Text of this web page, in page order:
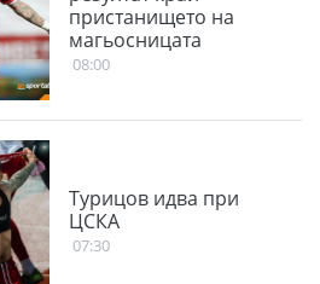
пристанището на
магьосницата
08:00
Турицов идва при
ЦСКА
07:30